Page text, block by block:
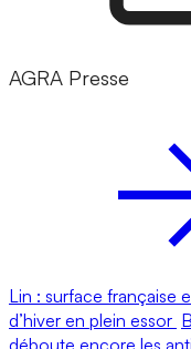
AGRA Presse
Lin : surface française
d’hiver en plein essor
déboute encore les